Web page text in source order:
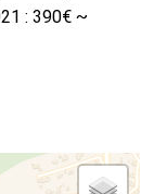
: 390€ ~